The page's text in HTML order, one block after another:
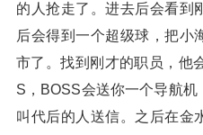
的人抢走了。进去后会看到
后会得到一个超级球，把小
市了。找到刚才的职员，他
S，BOSS会送你一个导航机
叫代后的人送信。之后在金